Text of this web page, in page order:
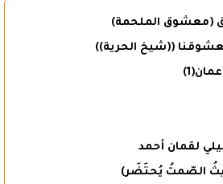
(معشوق الملحمة)
((شيخ الحرية))
لقمان أحمد
الصّمتُ يُحتَضَر)